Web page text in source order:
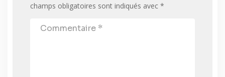
champs obligatoires sont indiqués avec *